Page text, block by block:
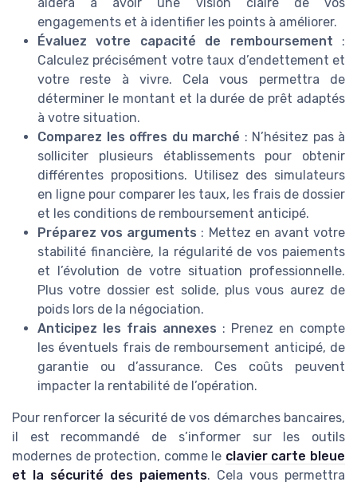
engagements et à identifier les points à améliorer.
Évaluez votre capacité de remboursement :
Calculez précisément votre taux d’endettement et
votre reste à vivre. Cela vous permettra de
déterminer le montant et la durée de prêt adaptés
à votre situation.
Comparez les offres du marché : N’hésitez pas à
solliciter plusieurs établissements pour obtenir
différentes propositions. Utilisez des simulateurs
en ligne pour comparer les taux, les frais de dossier
et les conditions de remboursement anticipé.
Préparez vos arguments : Mettez en avant votre
stabilité financière, la régularité de vos paiements
et l’évolution de votre situation professionnelle.
Plus votre dossier est solide, plus vous aurez de
poids lors de la négociation.
Anticipez les frais annexes : Prenez en compte
les éventuels frais de remboursement anticipé, de
garantie ou d’assurance. Ces coûts peuvent
impacter la rentabilité de l’opération.
Pour renforcer la sécurité de vos démarches bancaires,
il est recommandé de s’informer sur les outils
modernes de protection, comme le clavier carte bleue
et la sécurité des paiements. Cela vous permettra